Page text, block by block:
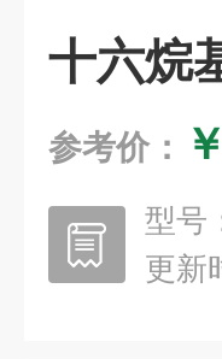
十六烷
参考价： ￥
型号
更新